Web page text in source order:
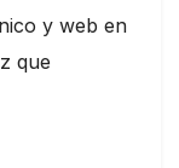
y web en
que